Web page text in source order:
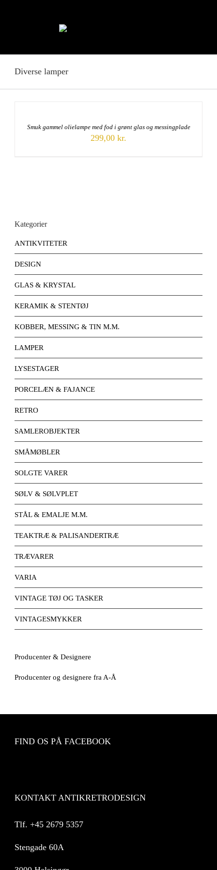
Diverse lamper
Smuk gammel olielampe med fod i grønt glas og messingplade
299,00 kr.
Kategorier
ANTIKVITETER
DESIGN
GLAS & KRYSTAL
KERAMIK & STENTØJ
KOBBER, MESSING & TIN M.M.
LAMPER
LYSESTAGER
PORCELÆN & FAJANCE
RETRO
SAMLEROBJEKTER
SMÅMØBLER
SOLGTE VARER
SØLV & SØLVPLET
STÅL & EMALJE M.M.
TEAKTRÆ & PALISANDERTRÆ
TRÆVARER
VARIA
VINTAGE TØJ OG TASKER
VINTAGESMYKKER
Producenter & Designere
Producenter og designere fra A-Å
FIND OS PÅ FACEBOOK
KONTAKT ANTIKRETRODESIGN
Tlf. +45 2679 5357
Stengade 60A